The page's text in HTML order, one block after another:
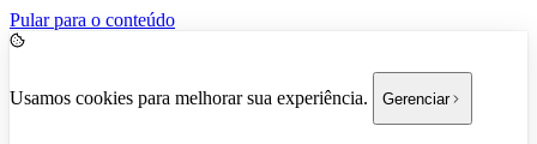
Pular para o conteúdo
Usamos cookies para melhorar sua experiência. Gerenciar